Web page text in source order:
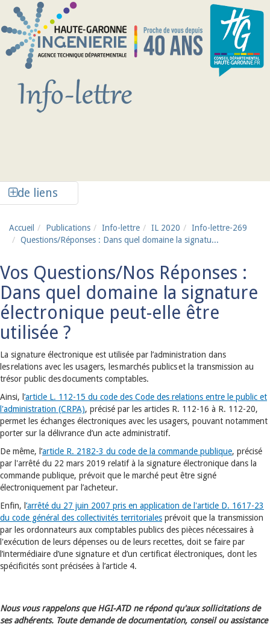
Aller au contenu principal
de liens
Accueil Publications Info-lettre IL 2020
Info-lettre-269
Questions/Réponses : Dans quel domaine la signatu...
Vos Questions/Nos Réponses :
Dans quel domaine la signature
électronique peut-elle être
utilisée ?
La signature électronique est utilisée par l’administration dans
les relations avec les usagers, les marchés publics et la transmission au
trésor public des documents comptables.
Ainsi, l ’article L. 112-15 du code des Code des relations entre le public et
l'administration (CRPA), précisé par les articles R. 112-16 à R. 112-20,
permet les échanges électroniques avec les usagers, pouvant notamment
porter sur la délivrance d’un acte administratif.
De même, l’article R. 2182-3 du code de la commande publique, précisé
par l'arrêté du 22 mars 2019 relatif à la signature électronique dans la
commande publique, prévoit que le marché peut être signé
électroniquement par l’acheteur.
Enfin, l ’arrêté du 27 juin 2007 pris en application de l'article D. 1617-23
du code général des collectivités territoriales prévoit que la transmission
par les ordonnateurs aux comptables publics des pièces nécessaires à
l'exécution de leurs dépenses ou de leurs recettes, doit se faire par
l’intermédiaire d’une signature et d’un certificat électroniques, dont les
spécificités sont précisées à l’article 4.
Nous vous rappelons que HGI-ATD ne répond qu'aux sollicitations de
ses adhérents. Toute demande de documentation, conseil ou assistance